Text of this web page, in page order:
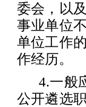
委会，以
事业单位
单位工作
作经历。
4.一般
公开遴选